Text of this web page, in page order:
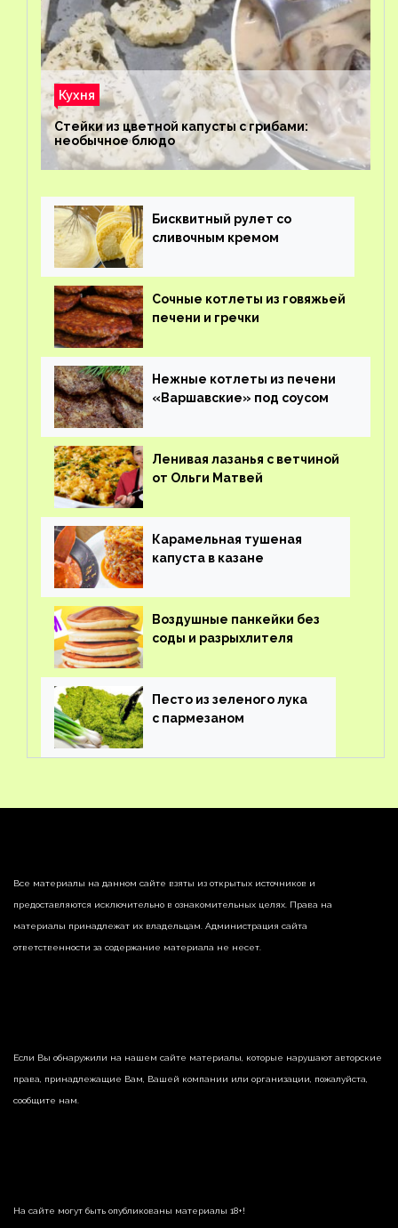
Кухня
Стейки из цветной капусты с грибами:
необычное блюдо
Бисквитный рулет со
сливочным кремом
Сочные котлеты из говяжьей
печени и гречки
Нежные котлеты из печени
«Варшавские» под соусом
Ленивая лазанья с ветчиной
от Ольги Матвей
Карамельная тушеная
капуста в казане
Воздушные панкейки без
соды и разрыхлителя
Песто из зеленого лука
с пармезаном
Все материалы на данном сайте взяты из открытых источников и
предоставляются исключительно в ознакомительных целях. Права на
материалы принадлежат их владельцам. Администрация сайта
ответственности за содержание материала не несет.
Если Вы обнаружили на нашем сайте материалы, которые нарушают авторские
права, принадлежащие Вам, Вашей компании или организации, пожалуйста,
сообщите нам.
На сайте могут быть опубликованы материалы 18+!